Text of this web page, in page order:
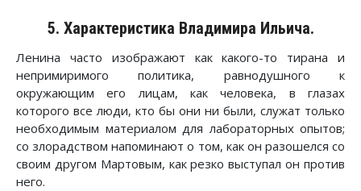
5. Характеристика Владимира Ильича.
Ленина часто изображают как какого-то тирана и
непримиримого политика, равнодушного к
окружающим его лицам, как человека, в глазах
которого все люди, кто бы они ни были, служат только
необходимым материалом для лабораторных опытов;
со злорадством напоминают о том, как он разошелся со
своим другом Мартовым, как резко выступал он против
него.